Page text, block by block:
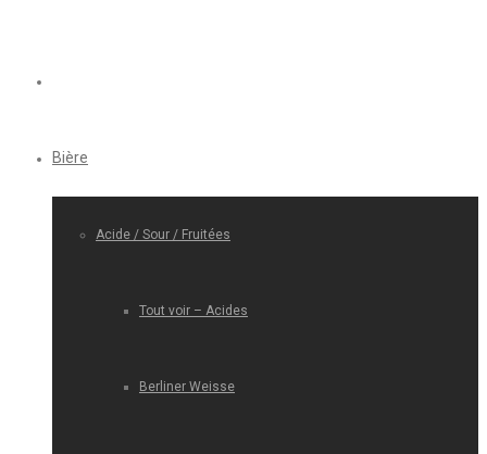
Bière
Acide / Sour / Fruitées
Tout voir – Acides
Berliner Weisse